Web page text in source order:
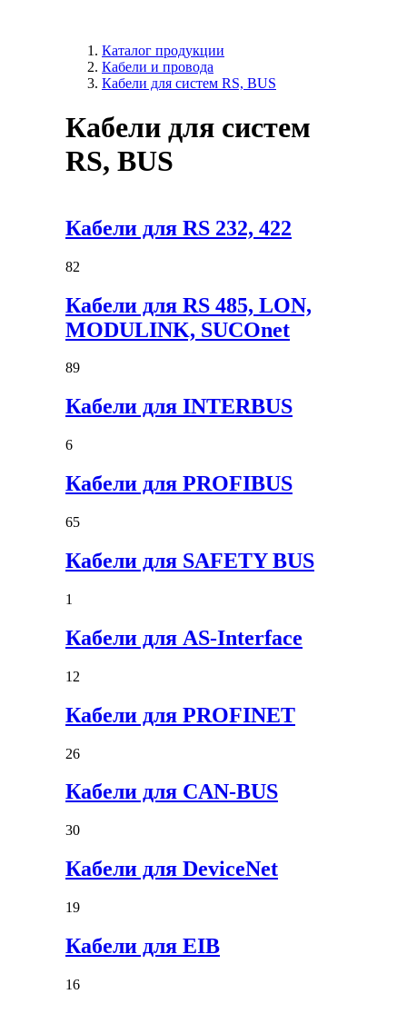
Каталог продукции
Кабели и провода
Кабели для систем RS, BUS
Кабели для систем
RS, BUS
Кабели для RS 232, 422
82
Кабели для RS 485, LON,
MODULINK, SUCOnet
89
Кабели для INTERBUS
6
Кабели для PROFIBUS
65
Кабели для SAFETY BUS
1
Кабели для AS-Interface
12
Кабели для PROFINET
26
Кабели для CAN-BUS
30
Кабели для DeviceNet
19
Кабели для EIB
16